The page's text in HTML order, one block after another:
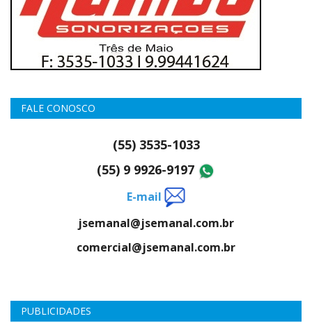
FALE CONOSCO
(55) 3535-1033
(55) 9 9926-9197
E-mail
jsemanal@jsemanal.com.br
comercial@jsemanal.com.br
PUBLICIDADES